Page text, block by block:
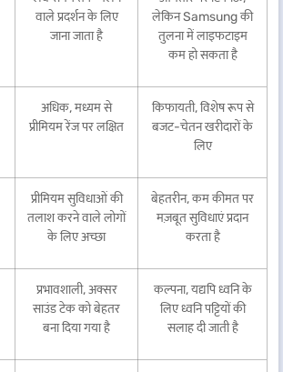
वाले प्रदर्शन के लिए
जाना जाता है
लेकिन Samsung की
तुलना में लाइफटाइम
कम हो सकता है
अधिक, मध्यम से
प्रीमियम रेंज पर लक्षित
किफायती, विशेष रूप से
बजट-चेतन खरीदारों के
लिए
प्रीमियम सुविधाओं की
तलाश करने वाले लोगों
के लिए अच्छा
बेहतरीन, कम कीमत पर
मज़बूत सुविधाएं प्रदान
करता है
प्रभावशाली, अक्सर
साउंड टेक को बेहतर
बना दिया गया है
कल्पना, यद्यपि ध्वनि के
लिए ध्वनि पट्टियों की
सलाह दी जाती है